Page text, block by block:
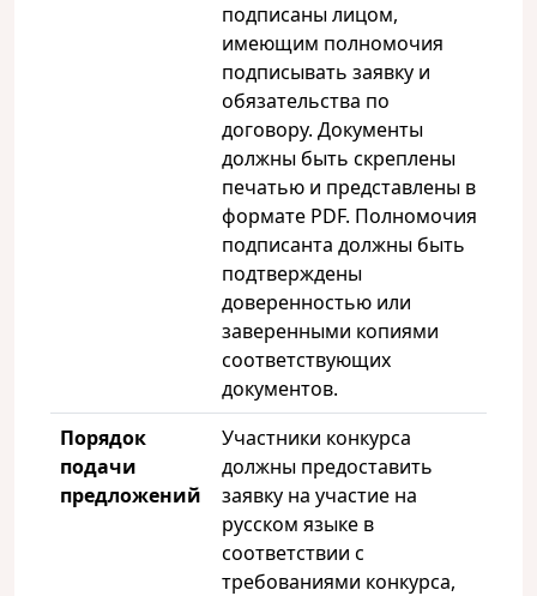
подписаны лицом,
имеющим полномочия
подписывать заявку и
обязательства по
договору. Документы
должны быть скреплены
печатью и представлены в
формате PDF. Полномочия
подписанта должны быть
подтверждены
доверенностью или
заверенными копиями
соответствующих
документов.
Порядок
подачи
предложений
Участники конкурса
должны предоставить
заявку на участие на
русском языке в
соответствии с
требованиями конкурса,